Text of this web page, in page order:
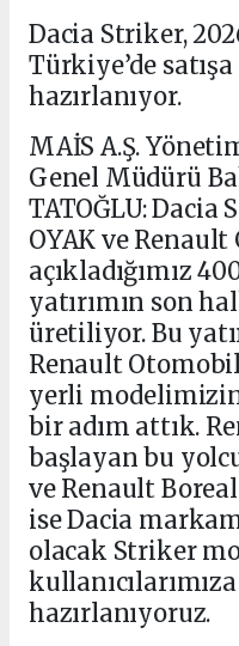
Dacia Striker,
Türkiye’de
hazırlanıyor.
MAİS A.Ş.
Genel Müdürü
TATOĞLU: Dacia
OYAK ve
açıkladığımız
yatırımın son
üretiliyor. Bu
Renault
yerli
bir adım attık.
başlayan bu
ve Renault
ise Dacia
olacak Striker
hazırlanıyoruz.